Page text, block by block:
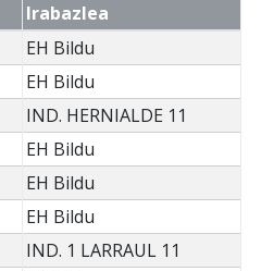
Irabazlea
EH Bildu
EH Bildu
IND. HERNIALDE 11
EH Bildu
EH Bildu
EH Bildu
IND. 1 LARRAUL 11